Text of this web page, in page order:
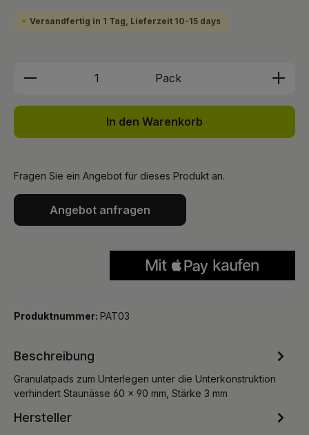
Versandfertig in 1 Tag, Lieferzeit 10-15 days
Produkt Anzahl: Gib den
Pack
In den Warenkorb
Fragen Sie ein Angebot für dieses Produkt an.
Angebot anfragen
Produktnummer: PAT03
Beschreibung
Granulatpads zum Unterlegen unter die Unterkonstruktion
verhindert Staunässe 60 x 90 mm, Stärke 3 mm
Hersteller